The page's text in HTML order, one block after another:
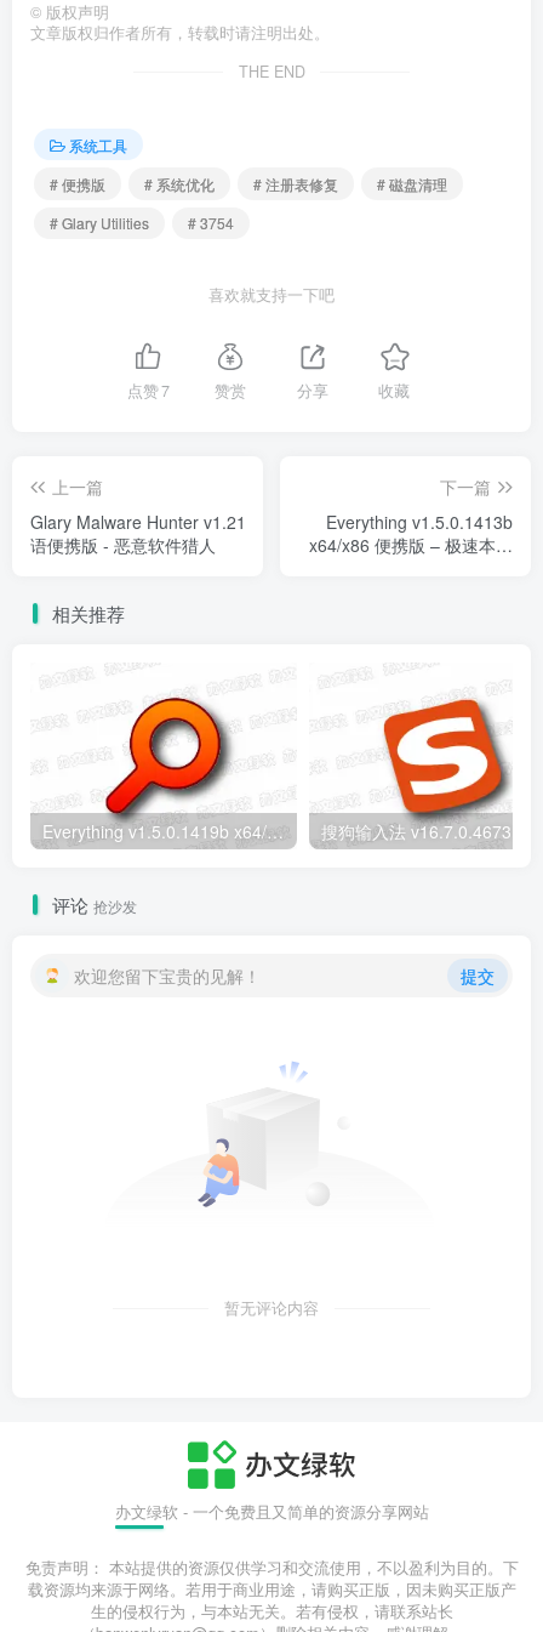
© 版权声明
文章版权归作者所有，转载时请注明出处。
THE END
系统工具
# 便携版
# 系统优化 # 注册表修复
# 磁盘清理
# Glary Utilities
# 3754
喜欢就支持一下吧
点赞7 赞赏 分享 收藏
上一篇
Glary Malware Hunter v1.216.0.858 多
语便携版 - 恶意软件猎人
下一篇
Everything v1.5.0.1413b
x64/x86 便携版 – 极速本地
相关推荐
Everything v1.5.0.1419b x64/x86 便携版 – 极速本地文件搜索工具
评论 抢沙发
欢迎您留下宝贵的见解！ 提交
暂无评论内容
办文绿软 - 一个免费且又简单的资源分享网站
免责声明： 本站提供的资源仅供学习和交流使用，不以盈利为目的。下
载资源均来源于网络。若用于商业用途，请购买正版，因未购买正版产
生的侵权行为，与本站无关。若有侵权，请联系站长